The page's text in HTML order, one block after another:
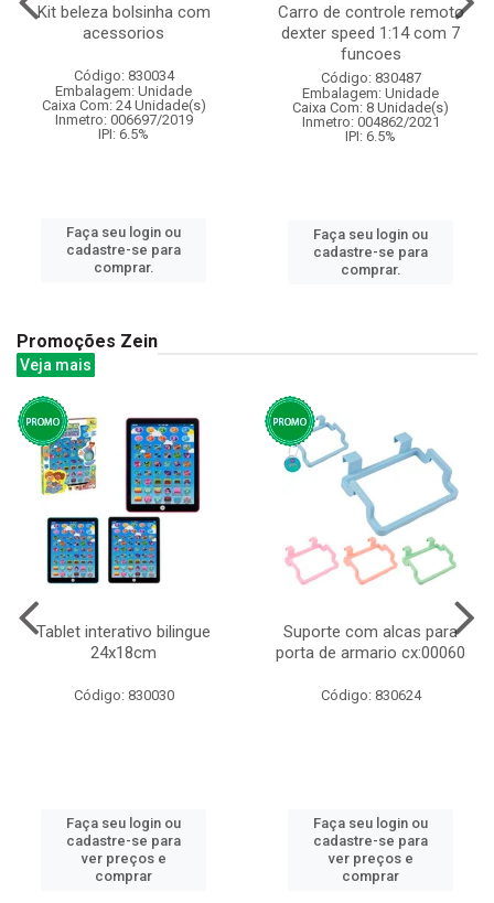
Kit beleza bolsinha com
acessorios
Código: 830034
Embalagem: Unidade
Caixa Com: 24 Unidade(s)
Inmetro: 006697/2019
IPI: 6.5%
Faça seu login ou
cadastre-se para
comprar.
Carro de controle remoto
dexter speed 1:14 com 7
funcoes
Código: 830487
Embalagem: Unidade
Caixa Com: 8 Unidade(s)
Inmetro: 004862/2021
IPI: 6.5%
Faça seu login ou
cadastre-se para
comprar.
Promoções Zein
Veja mais
Tablet interativo bilingue
24x18cm
Código: 830030
Faça seu login ou
cadastre-se para
ver preços e
comprar
Suporte com alcas para
porta de armario cx:00060
Código: 830624
Faça seu login ou
cadastre-se para
ver preços e
comprar